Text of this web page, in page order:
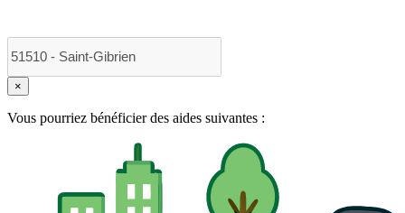
×
Vous pourriez bénéficier des aides suivantes :